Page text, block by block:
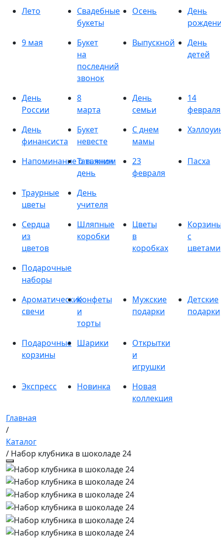
Лето
Свадебные
букеты
Осень
День
9 мая
Букет
на
последний
звонок
Выпускной
День
детей
День
России
8
марта
День
семьи
14
февраля
День
финансиста
Букет
невесте
С днем
мамы
Напоминание о важном
Татьянин
день
23
февраля
Пасха
Траурные
цветы
День
учителя
Сердца
из
цветов
Шляпные
коробки
Цветы
в
коробках
с
цветами
Подарочные
наборы
Ароматические
свечи
Конфеты
и
торты
Мужские
подарки
Детские
подарки
Подарочные
корзины
Шарики
Открытки
и
игрушки
Экспресс
Новинка
Новая
коллекция
Главная
/
Каталог
/ Набор клубника в шоколаде 24